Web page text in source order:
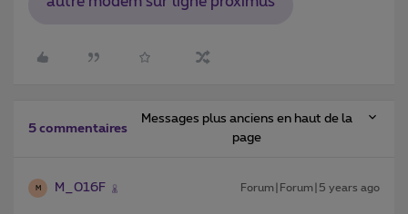
5 commentaires
Messages plus anciens en haut de la
page
M M_016F Forum|Forum|5 years ago